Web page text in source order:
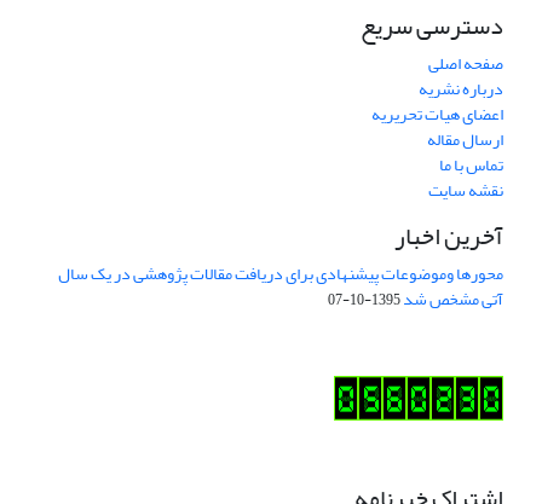
دسترسی سریع
صفحه اصلی
درباره نشریه
اعضای هیات تحریریه
ارسال مقاله
تماس با ما
نقشه سایت
آخرین اخبار
محورها وموضوعات پیشنهادی برای دریافت مقالات پژوهشی در یک سال
آتی مشخص شد1395-10-07